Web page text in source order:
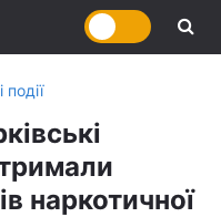
події
наркотичної